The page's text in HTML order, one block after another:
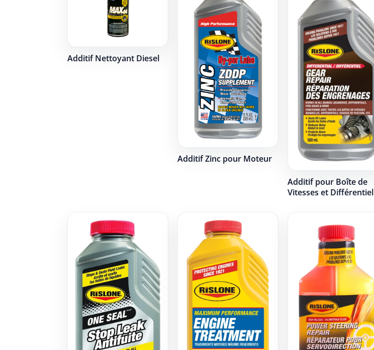
Additif Nettoyant Diesel
Additif Zinc pour Moteur
Additif pour Boîte de
Vitesses et Différentiel